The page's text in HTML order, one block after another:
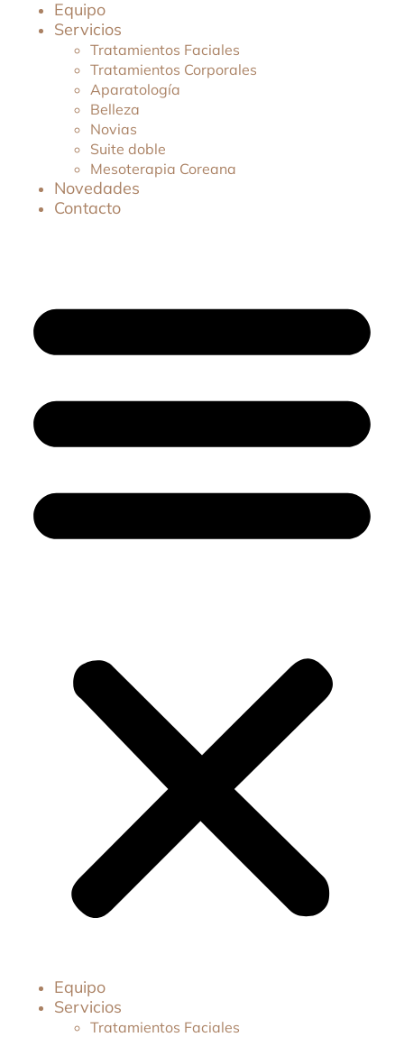
Equipo
Servicios
Tratamientos Faciales
Tratamientos Corporales
Aparatología
Belleza
Novias
Suite doble
Mesoterapia Coreana
Novedades
Contacto
Equipo
Servicios
Tratamientos Faciales